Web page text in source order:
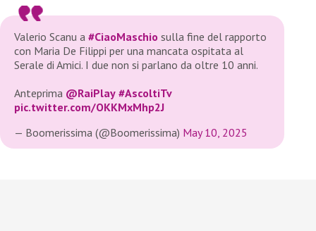
Valerio Scanu a #CiaoMaschio sulla fine del rapporto
con Maria De Filippi per una mancata ospitata al
Serale di Amici. I due non si parlano da oltre 10 anni.
Anteprima @RaiPlay #AscoltiTv
pic.twitter.com/OKKMxMhp2J
— Boomerissima (@Boomerissima) May 10, 2025